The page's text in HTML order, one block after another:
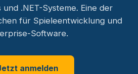
.NET-Systeme. Eine der
für Spieleentwicklung und
Software.
anmelden